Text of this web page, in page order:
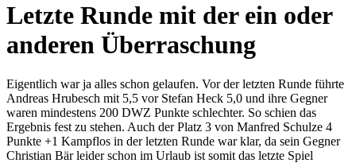
Letzte Runde mit der ein oder
anderen Überraschung
Eigentlich war ja alles schon gelaufen. Vor der letzten Runde führte
Andreas Hrubesch mit 5,5 vor Stefan Heck 5,0 und ihre Gegner
waren mindestens 200 DWZ Punkte schlechter. So schien das
Ergebnis fest zu stehen. Auch der Platz 3 von Manfred Schulze 4
Punkte +1 Kampflos in der letzten Runde war klar, da sein Gegner
Christian Bär leider schon im Urlaub ist somit das letzte Spiel